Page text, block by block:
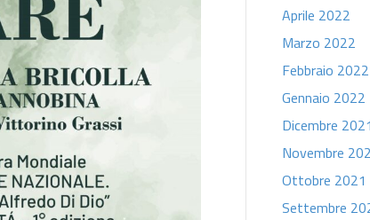
Aprile 2022
Marzo 2022
Febbraio 2022
Gennaio 2022
Dicembre 2021
Novembre
Ottobre 2021
Settembre